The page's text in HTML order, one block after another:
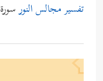
تفسير مجالس النورسورة